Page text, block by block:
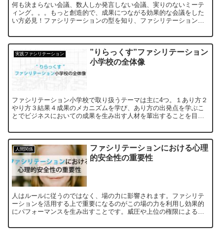
何も決まらない会議、数人しか発言しない会議、実りのないミーテ
ィング。。。もっと創造的で、成果につながる効果的な会議をした
い方必見！ファシリテーションの型を知り、ファシリテーションの
実践ファシリテーション
”りらっくす”ファシリテーション
小学校の全体像
ファシリテーション小学校で取り扱うテーマは主に4つ。１あり方２
やり方３結果４成果のメカニズムを学び、あり方の出発点を学ぶこ
とでビジネスにおいての成果を生み出す人材を輩出することを目的
す。
人間関係
ファシリテーションにおける心理
的安全性の重要性
人はルールに従うのではなく、場の力に影響されます。ファシリテ
ーションを活用する上で重要になるのがこの場の力を利用し効果的
にパフォーマンスを生み出すことです。威圧や上位の権限による場